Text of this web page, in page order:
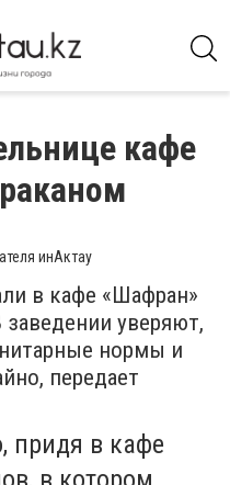
кафе
инАктау
в кафе «Шафран»
уверяют,
нормы и
передает
придя в кафе